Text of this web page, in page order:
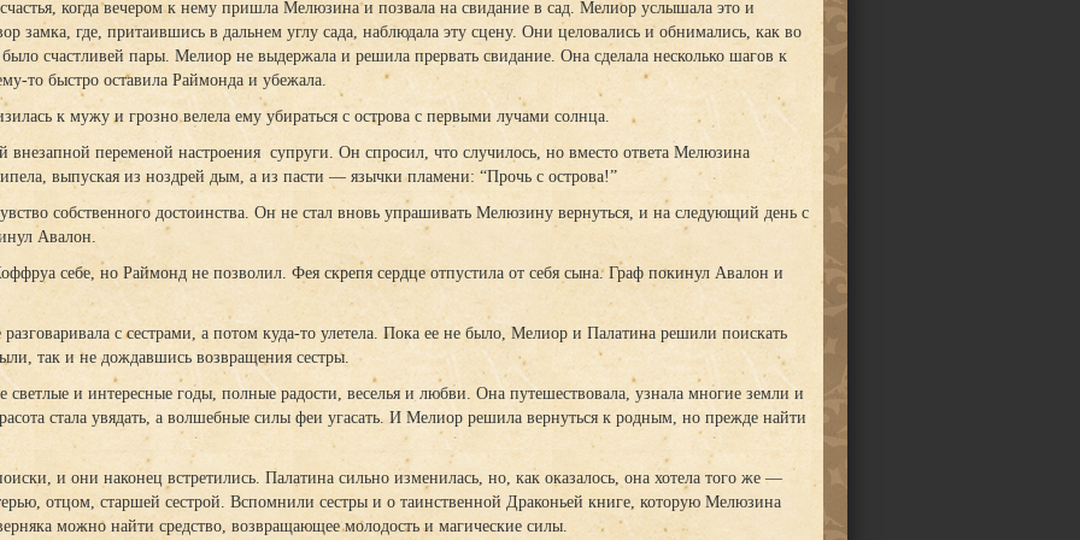
когда вечером к нему пришла Мелюзина и позвала на свидание в сад. Мелиор услышала это и
замка, где, притаившись в дальнем углу сада, наблюдала эту сцену. Они целовались и обнимались, как во
счастливей пары. Мелиор не выдержала и решила прервать свидание. Она сделала несколько шагов к
то быстро оставила Раймонда и убежала.
к мужу и грозно велела ему убираться с острова с первыми лучами солнца.
переменой настроения супруги. Он спросил, что случилось, но вместо ответа Мелюзина
выпуская из ноздрей дым, а из пасти — язычки пламени: “Прочь с острова!”
собственного достоинства. Он не стал вновь упрашивать Мелюзину вернуться, и на следующий день с
Авалон.
себе, но Раймонд не позволил. Фея скрепя сердце отпустила от себя сына. Граф покинул Авалон и
с сестрами, а потом куда-то улетела. Пока ее не было, Мелиор и Палатина решили поискать
так и не дождавшись возвращения сестры.
и интересные годы, полные радости, веселья и любви. Она путешествовала, узнала многие земли и
стала увядать, а волшебные силы феи угасать. И Мелиор решила вернуться к родным, но прежде найти
и они наконец встретились. Палатина сильно изменилась, но, как оказалось, она хотела того же —
отцом, старшей сестрой. Вспомнили сестры и о таинственной Драконьей книге, которую Мелюзина
можно найти средство, возвращающее молодость и магические силы.